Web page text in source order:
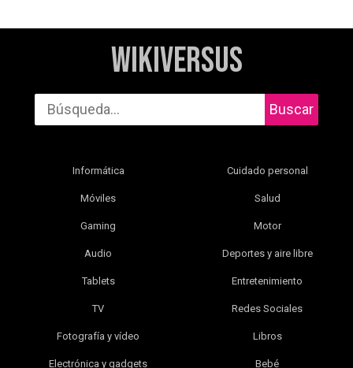
WikiVersus
Buscar
Informática
Móviles
Gaming
Audio
Tablets
TV
Fotografía y vídeo
Electrónica y gadgets
Cuidado personal
Salud
Motor
Deportes y aire libre
Entretenimiento
Redes Sociales
Libros
Bebé